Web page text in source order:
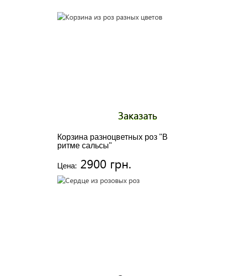
Корзина разноцветных роз "В
ритме сальсы"
Цена: 2900 грн.
Заказать